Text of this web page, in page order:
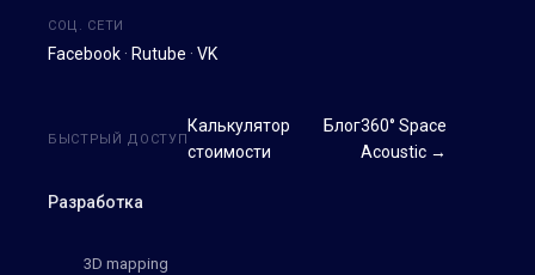
СОЦ. СЕТИ
Facebook · Rutube · VK
Разработка
3D mapping
БЫСТРЫЙ ДОСТУП
Калькулятор
стоимости
Блог360° Space
Acoustic →